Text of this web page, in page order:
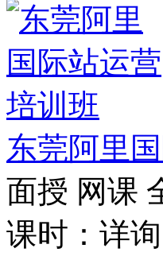
东莞阿里
面授 网课
课时：详询